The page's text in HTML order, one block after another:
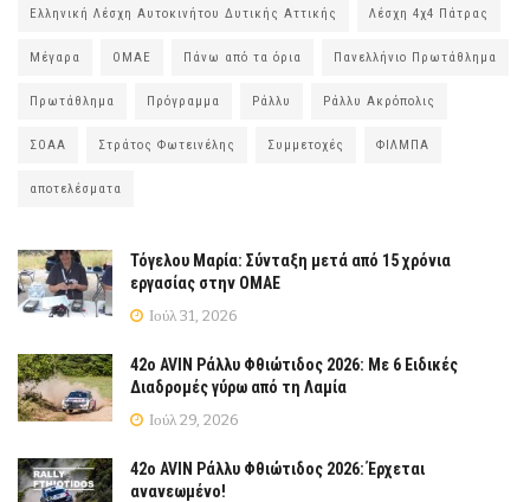
Ελληνική Λέσχη Αυτοκινήτου Δυτικής Αττικής Λέσχη 4χ4 Πάτρας
Μέγαρα ΟΜΑΕ Πάνω από τα όρια Πανελλήνιο Πρωτάθλημα
Πρωτάθλημα Πρόγραμμα Ράλλυ Ράλλυ Ακρόπολις
ΣΟΑΑ Στράτος Φωτεινέλης Συμμετοχές ΦΙΛΜΠΑ
αποτελέσματα
Τόγελου Μαρία: Σύνταξη μετά από 15 χρόνια
εργασίας στην ΟΜΑΕ
Ιούλ 31, 2026
42ο AVIN Ράλλυ Φθιώτιδος 2026: Με 6 Ειδικές
Διαδρομές γύρω από τη Λαμία
Ιούλ 29, 2026
42ο AVIN Ράλλυ Φθιώτιδος 2026: Έρχεται
ανανεωμένο!